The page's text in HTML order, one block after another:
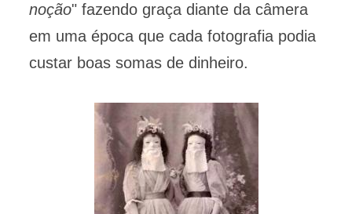
noção" fazendo graça diante da câmera
em uma época que cada fotografia podia
custar boas somas de dinheiro.